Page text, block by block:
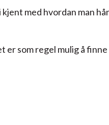
kjent med hvordan man
som regel mulig å